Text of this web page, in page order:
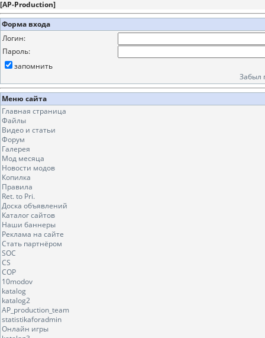
[AP-Production]
Форма входа
Логин:
Пароль:
запомнить
Забыл
Меню сайта
Главная страница
Файлы
Видео и статьи
Форум
Галерея
Мод месяца
Новости модов
Копилка
Правила
Ret. to Pri.
Доска объявлений
Каталог сайтов
Наши баннеры
Реклама на сайте
Стать партнёром
SOC
CS
COP
10modov
katalog
katalog2
AP_production_team
statistikaforadmin
Онлайн игры